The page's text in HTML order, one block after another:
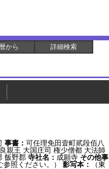
から 詳細検索
事書： 可任理免田壹町貮段佰八
親王 大国庄司 権少僧都 大法師
飯野郡 寺社名： 成願寺 その他事
照ください。） 影写本：
（東